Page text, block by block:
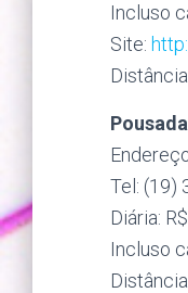
Incluso
Site:
Tel: (19)
Diária:
Incluso